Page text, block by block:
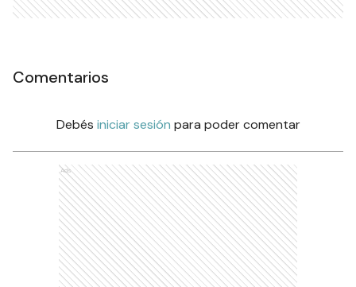
Comentarios
Debés iniciar sesión para poder comentar
Ads